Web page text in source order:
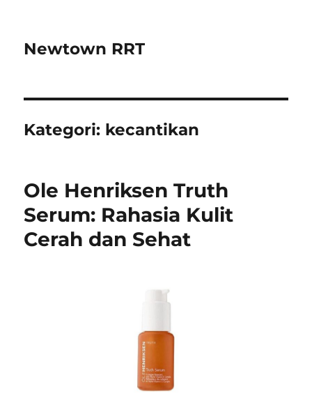
Newtown RRT
Kategori: kecantikan
Ole Henriksen Truth
Serum: Rahasia Kulit
Cerah dan Sehat